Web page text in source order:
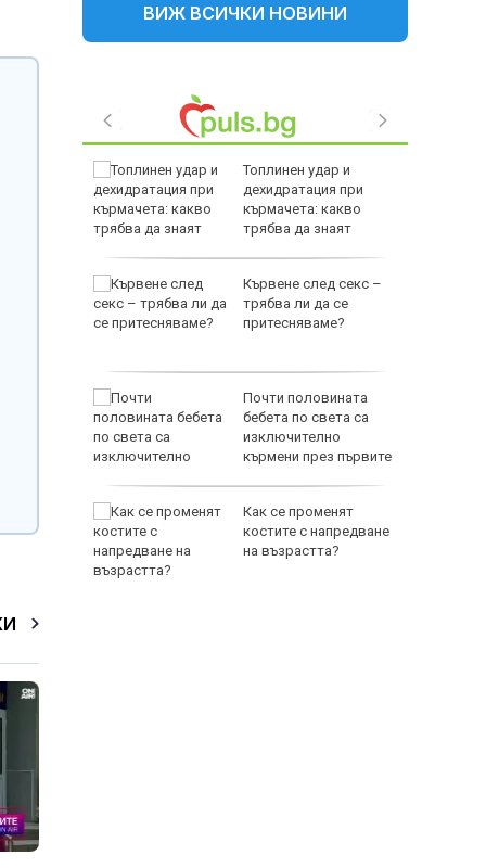
ВИЖ ВСИЧКИ НОВИНИ
до
Топлинен удар и
дехидратация при
кърмачета: какво
трябва да знаят
Кървене след секс –
трябва ли да се
притесняваме?
Почти половината
бебета по света са
изключително
кърмени през първите
Как се променят
костите с напредване
на възрастта?